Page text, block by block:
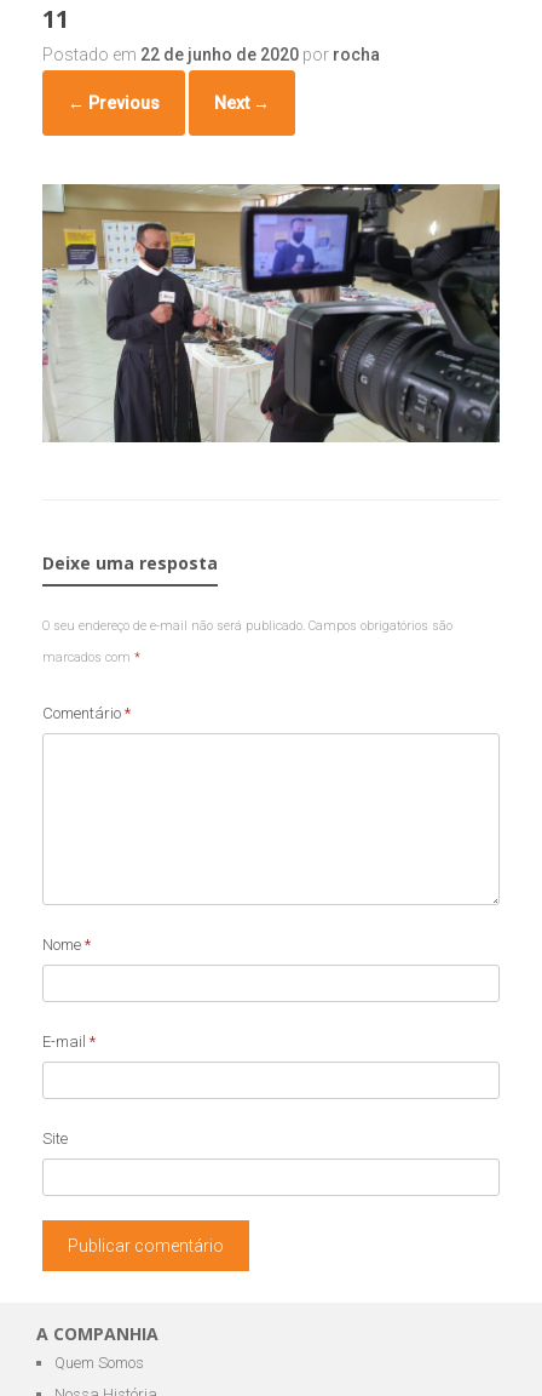
11
Postado em 22 de junho de 2020 por rocha
← Previous Next →
Deixe uma resposta
O seu endereço de e-mail não será publicado. Campos obrigatórios são
marcados com *
Comentário *
Nome *
E-mail *
Site
A COMPANHIA
Quem Somos